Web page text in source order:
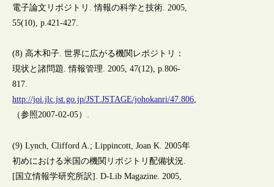
電子論文リポジトリ. 情報の科学と技術. 2005,
55(10), p.421-427.
(8) 高木和子. 世界に広がる機関レポジトリ：
現状と諸問題. 情報管理. 2005, 47(12), p.806-
817.
http://joi.jlc.jst.go.jp/JST.JSTAGE/johokanri/47.806,
（参照2007-02-05）.
(9) Lynch, Clifford A.; Lippincott, Joan K. 2005年
初めにおける米国の機関リポジトリ配備状況.
[国立情報学研究所訳]. D-Lib Magazine. 2005,